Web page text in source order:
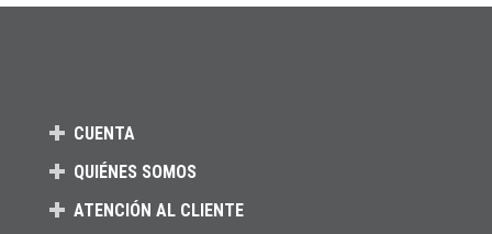
CUENTA
QUIÉNES SOMOS
ATENCIÓN AL CLIENTE